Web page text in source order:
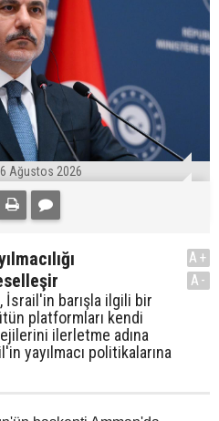
Ağustos 2026
İsrail'in barışla ilgili bir
platformları kendi
ilerletme adına
yayılmacı politikalarına
A+
A-